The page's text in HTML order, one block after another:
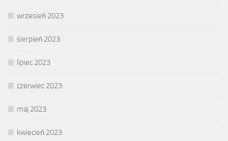
wrzesień 2023
sierpień 2023
lipiec 2023
czerwiec 2023
maj 2023
kwiecień 2023